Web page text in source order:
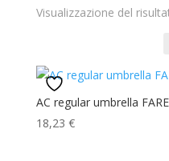
Visualizzazione del
AC regular umbrella
18,23 €